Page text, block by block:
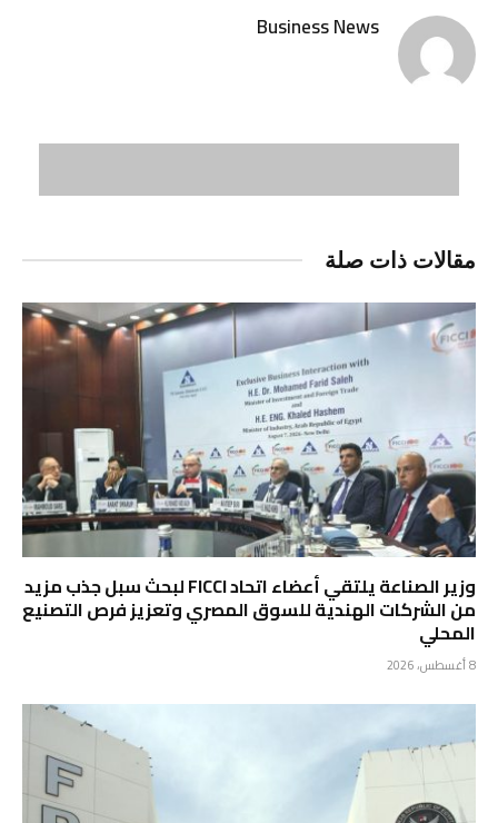
Business News
مقالات ذات صلة
وزير الصناعة يلتقي أعضاء اتحاد FICCI لبحث سبل جذب مزيد
من الشركات الهندية للسوق المصري وتعزيز فرص التصنيع
المحلي
8 أغسطس، 2026